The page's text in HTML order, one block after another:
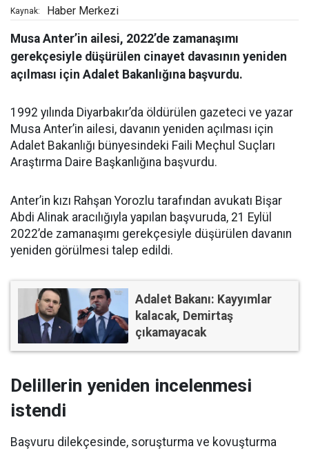
Kaynak: Haber Merkezi
Musa Anter’in ailesi, 2022’de zamanaşımı
gerekçesiyle düşürülen cinayet davasının yeniden
açılması için Adalet Bakanlığına başvurdu.
1992 yılında Diyarbakır’da öldürülen gazeteci ve yazar
Musa Anter’in ailesi, davanın yeniden açılması için
Adalet Bakanlığı bünyesindeki Faili Meçhul Suçları
Araştırma Daire Başkanlığına başvurdu.
Anter’in kızı Rahşan Yorozlu tarafından avukatı Bişar
Abdi Alinak aracılığıyla yapılan başvuruda, 21 Eylül
2022’de zamanaşımı gerekçesiyle düşürülen davanın
yeniden görülmesi talep edildi.
Adalet Bakanı: Kayyımlar
kalacak, Demirtaş
çıkamayacak
Delillerin yeniden incelenmesi
istendi
Başvuru dilekçesinde, soruşturma ve kovuşturma